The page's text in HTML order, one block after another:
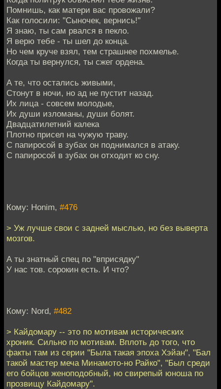
Помнишь, как матери вас провожали?
Как голосили: "Сыночек, вернись!"
Я знаю, ты сам рвался в пекло.
Я верю тебе - ты шел до конца.
Но чем круче взял, тем страшнее похмелье.
Когда ты вернулся, ты сжег ордена.
А те, что остались живыми,
Стонут в ночи, но ад не пустит назад.
Их лица - совсем молодые,
Их души изломаны, души болят.
Двадцатилетний калека
Плотно присел на чужую траву.
С папиросой в зубах он поднимался в атаку.
С папиросой в зубах он отходит ко сну.
Кому: Honim, #476
> Уж лучше свои с задней мыслью, но без выверта
мозгов.
А ты знатный спец по "вприсядку"
У нас тов. сорокин есть. И что?
Кому: Nord, #482
> Кайдомару -- это по мотивам исторических
хроник. Сильно по мотивам. Вплоть до того, что
факты там из серии "Была такая эпоха Хэйан", "Бал
такой мастер меча Минамото-но Райко", "Был среди
его бойцов женоподобный, но свирепый юноша по
прозвищу Кайдомару".